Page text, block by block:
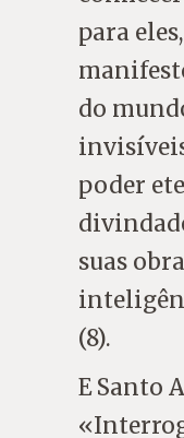
para
do
invisíveis
poder
suas
(8).
E Santo